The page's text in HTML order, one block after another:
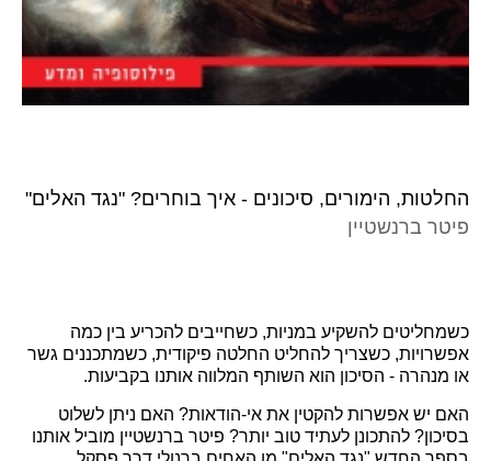
החלטות, הימורים, סיכונים - איך בוחרים? "נגד האלים"
פיטר ברנשטיין
כשמחליטים להשקיע במניות, כשחייבים להכריע בין כמה
אפשרויות, כשצריך להחליט החלטה פיקודית, כשמתכננים גשר
או מנהרה - הסיכון הוא השותף המלווה אותנו בקביעות.
האם יש אפשרות להקטין את אי-הודאות? האם ניתן לשלוט
בסיכון? להתכונן לעתיד טוב יותר? פיטר ברנשטיין מוביל אותנו